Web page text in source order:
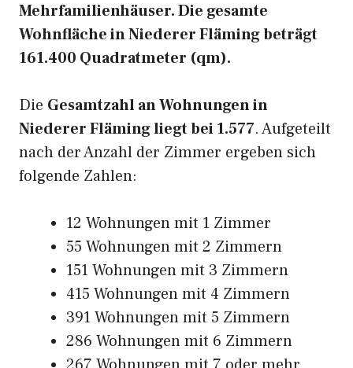
Mehrfamilienhäuser. Die gesamte
Wohnfläche in Niederer Fläming beträgt
161.400 Quadratmeter (qm).
Die Gesamtzahl an Wohnungen in
Niederer Fläming liegt bei 1.577. Aufgeteilt
nach der Anzahl der Zimmer ergeben sich
folgende Zahlen:
12 Wohnungen mit 1 Zimmer
55 Wohnungen mit 2 Zimmern
151 Wohnungen mit 3 Zimmern
415 Wohnungen mit 4 Zimmern
391 Wohnungen mit 5 Zimmern
286 Wohnungen mit 6 Zimmern